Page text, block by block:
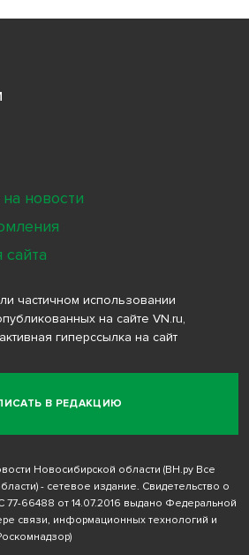
В РЕДАКЦИЮ
частичном использовании
на сайте VN.ru,
гиперссылка на сайт
Новосибирской области (ВН.ру Все
- сетевое издание. Свидетельство о
66488 от 14.07.2016 выдано Федеральной
связи, информационных технологий и
новости